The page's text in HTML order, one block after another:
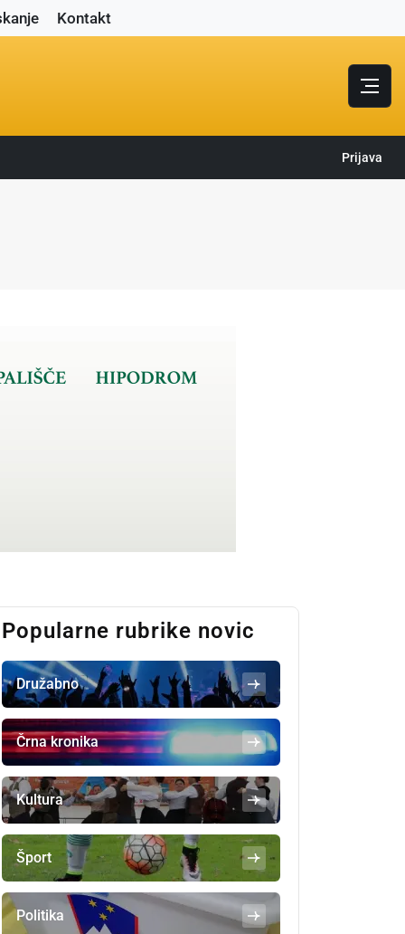
Kontakt
Prijava
Popularne rubrike novic
Družabno
Črna kronika
Kultura
Šport
Politika